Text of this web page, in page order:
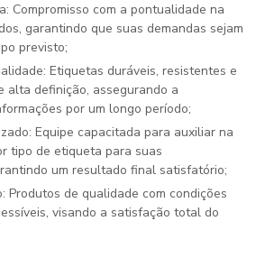
garantindo que suas demandas sejam
previsto;
alta definição, assegurando a
por um longo período;
tipo de etiqueta para suas
um resultado final satisfatório;
visando a satisfação total do